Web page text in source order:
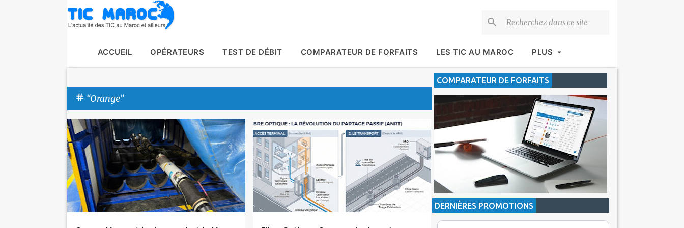
ACCUEIL OPÉRATEURS TEST DE DÉBIT COMPARATEUR DE FORFAITS LES TIC AU MAROC PLUS
Orange
A
r
t
i
c
l
Actualité inwi Orange Tic Maroc Actualité Fibre Optique inwi Maroc Telecom
Orange
Tic Maroc
COMPARATEUR DE FORFAITS
DERNIÈRES PROMOTIONS